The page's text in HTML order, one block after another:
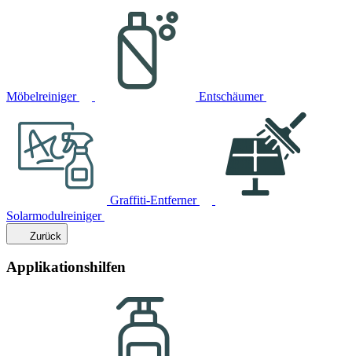
Möbelreiniger Entschäumer
Graffiti-Entferner
Solarmodulreiniger
Zurück
Applikationshilfen